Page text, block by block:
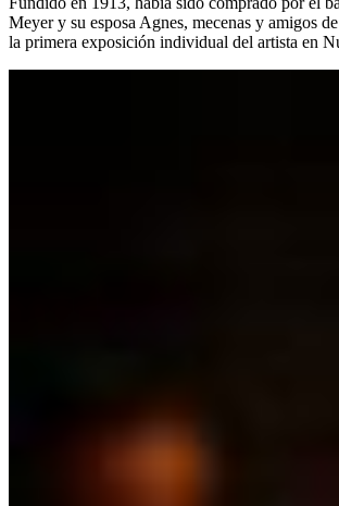
Meyer y su esposa Agnes, mecenas y amigos
la primera exposición individual del artista en